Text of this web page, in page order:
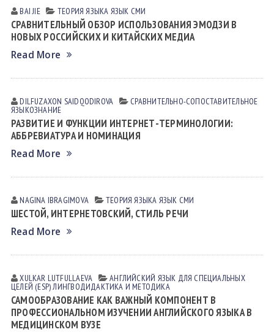
BAI JIE ТЕОРИЯ ЯЗЫКА ЯЗЫК СМИ
СРАВНИТЕЛЬНЫЙ ОБЗОР ИСПОЛЬЗОВАНИЯ ЭМОДЗИ В
НОВЫХ РОССИЙСКИХ И КИТАЙСКИХ МЕДИА
Read More
DILFUZAXON SAIDQODIROVA СРАВНИТЕЛЬНО-СОПОСТАВИТЕЛЬНОЕ
ЯЗЫКОЗНАНИЕ
РАЗВИТИЕ И ФУНКЦИИ ИНТЕРНЕТ-ТЕРМИНОЛОГИИ:
АББРЕВИАТУРА И НОМИНАЦИЯ
Read More
NAGINA IBRАGIMOVА ТЕОРИЯ ЯЗЫКА ЯЗЫК СМИ
ШЕСТОЙ, ИНТЕРНЕТОВСКИЙ, СТИЛЬ РЕЧИ
Read More
XULKAR LUTFULLАEVА АНГЛИЙСКИЙ ЯЗЫК ДЛЯ СПЕЦИАЛЬНЫХ
ЦЕЛЕЙ (ESP)ЛИНГВОДИДАКТИКА И МЕТОДИКА
САМООБРАЗОВАНИЕ КАК ВАЖНЫЙ КОМПОНЕНТ В
ПРОФЕССИОНАЛЬНОМ ИЗУЧЕНИИ АНГЛИЙСКОГО ЯЗЫКА В
МЕДИЦИНСКОМ ВУЗЕ